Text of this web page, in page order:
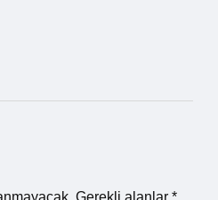
Gerekli alanlar *